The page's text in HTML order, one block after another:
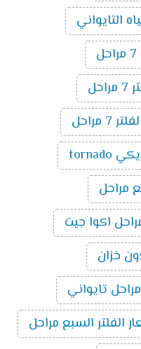
التايواني
مراحل
الفلتر السبع مراحل